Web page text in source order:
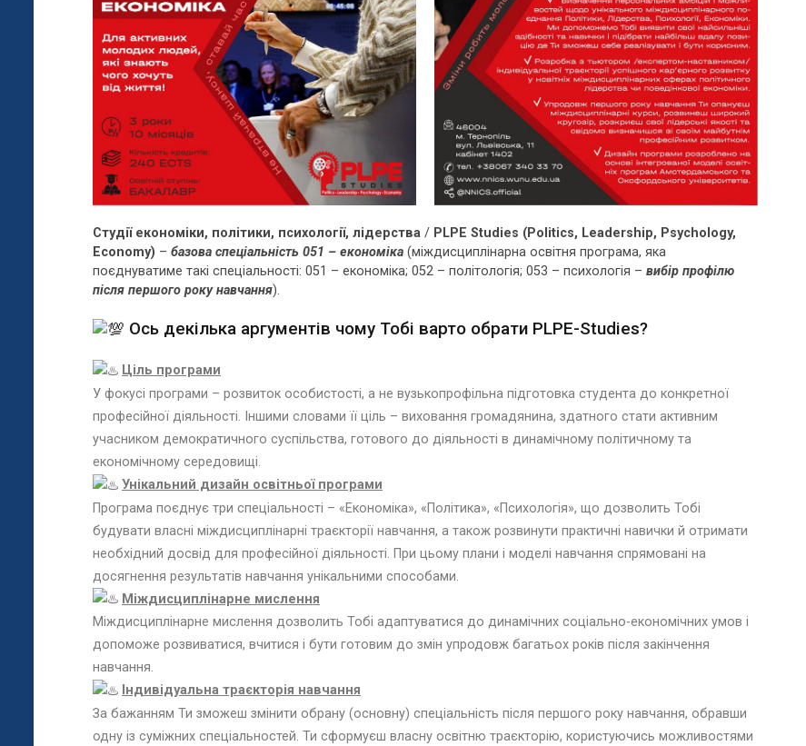
Студії економіки, політики, психології, лідерства / PLPE Studies (Politics, Leadership, Psychology,
Economy) – базова спеціальність 051 – економіка (міждисциплінарна освітня програма, яка
поєднуватиме такі спеціальності: 051 – економіка; 052 – політологія; 053 – психологія – вибір профілю
після першого року навчання).
Ось декілька аргументів чому Тобі варто обрати PLPE-Studies?
Ціль програми
У фокусі програми – розвиток особистості, а не вузькопрофільна підготовка студента до конкретної
професійної діяльності. Іншими словами її ціль – виховання громадянина, здатного стати активним
учасником демократичного суспільства, готового до діяльності в динамічному політичному та
економічному середовищі.
Унікальний дизайн освітньої програми
Програма поєднує три спеціальності – «Економіка», «Політика», «Психологія», що дозволить Тобі
будувати власні міждисциплінарні траєкторії навчання, а також розвинути практичні навички й отримати
необхідний досвід для професійної діяльності. При цьому плани і моделі навчання спрямовані на
досягнення результатів навчання унікальними способами.
Міждисциплінарне мислення
Міждисциплінарне мислення дозволить Тобі адаптуватися до динамічних соціально-економічних умов і
допоможе розвиватися, вчитися і бути готовим до змін упродовж багатьох років після закінчення
навчання.
Індивідуальна траєкторія навчання
За бажанням Ти зможеш змінити обрану (основну) спеціальність після першого року навчання, обравши
одну із суміжних спеціальностей. Ти сформуєш власну освітню траєкторію, користуючись можливостями